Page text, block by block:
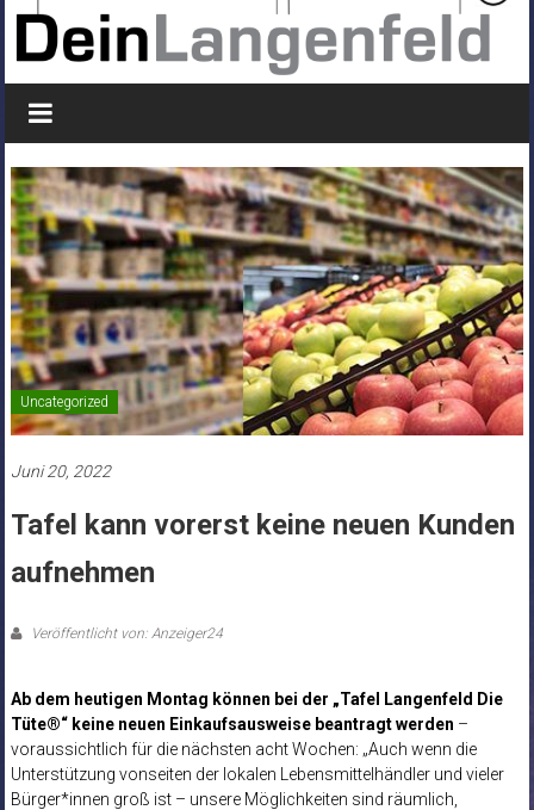
Uncategorized
Juni 20, 2022
Tafel kann vorerst keine neuen Kunden
aufnehmen
Veröffentlicht von: Anzeiger24
Ab dem heutigen Montag können bei der „Tafel Langenfeld Die
Tüte®“ keine neuen Einkaufsausweise beantragt werden –
voraussichtlich für die nächsten acht Wochen: „Auch wenn die
Unterstützung vonseiten der lokalen Lebensmittelhändler und vieler
Bürger*innen groß ist – unsere Möglichkeiten sind räumlich,